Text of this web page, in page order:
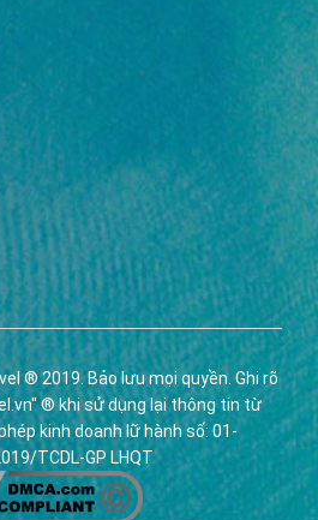
® 2019. Bảo lưu mọi quyền. Ghi rõ
® khi sử dụng lại thông tin từ
kinh doanh lữ hành số: 01-
TCDL-GP LHQT